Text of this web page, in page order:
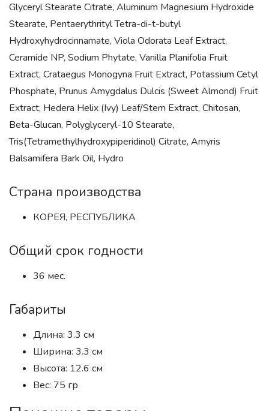
Glyceryl Stearate Citrate, Aluminum Magnesium Hydroxide
Stearate, Pentaerythrityl Tetra-di-t-butyl
Hydroxyhydrocinnamate, Viola Odorata Leaf Extract,
Ceramide NP, Sodium Phytate, Vanilla Planifolia Fruit
Extract, Crataegus Monogyna Fruit Extract, Potassium Cetyl
Phosphate, Prunus Amygdalus Dulcis (Sweet Almond) Fruit
Extract, Hedera Helix (Ivy) Leaf/Stem Extract, Chitosan,
Beta-Glucan, Polyglyceryl-10 Stearate,
Tris(Tetramethylhydroxypiperidinol) Citrate, Amyris
Balsamifera Bark Oil, Hydro
Страна производства
КОРЕЯ, РЕСПУБЛИКА
Общий срок годности
36 мес.
Габариты
Длина: 3.3 см
Ширина: 3.3 см
Высота: 12.6 см
Вес: 75 гр